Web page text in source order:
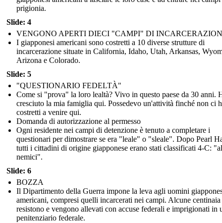
prigionia.
Slide: 4
VENGONO APERTI DIECI "CAMPI" DI
I giapponesi americani sono costretti a 10 diverse strutture di
incarcerazione situate in California, Idaho, Utah, Arkansas,
Arizona e Colorado.
Slide: 5
"QUESTIONARIO FEDELTÀ"
Come si "prova" la loro lealtà? Vivo in questo paese da 30 anni.
cresciuto la mia famiglia qui. Possedevo un'attività finché non ci
costretti a venire qui.
Domanda di autorizzazione al permesso
Ogni residente nei campi di detenzione è tenuto a completare i
questionari per dimostrare se era "leale" o "sleale". Dopo Pearl
tutti i cittadini di origine giapponese erano stati classificati 4-C:
nemici".
Slide: 6
BOZZA
Il Dipartimento della Guerra impone la leva agli uomini
americani, compresi quelli incarcerati nei campi. Alcune centinaia
resistono e vengono allevati con accuse federali e imprigionati in
penitenziario federale.